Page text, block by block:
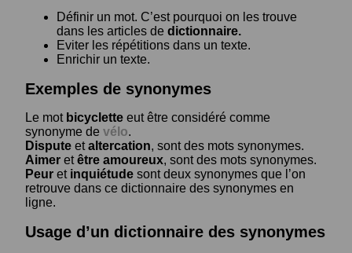
Définir un mot. C’est pourquoi on les trouve
dans les articles de dictionnaire.
Eviter les répétitions dans un texte.
Enrichir un texte.
Exemples de synonymes
Le mot bicyclette eut être considéré comme
synonyme de vélo.
Dispute etaltercation, sont des mots synonymes.
Aimer etêtre amoureux, sont des mots synonymes.
Peur et inquiétude sont deux synonymes que l’on
retrouve dans ce dictionnaire des synonymes en
ligne.
Usage d’un dictionnaire des synonymes